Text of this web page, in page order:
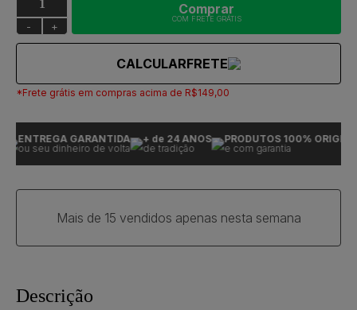
- +
Comprar
COM FRETE GRÁTIS
CALCULARFRETE
*Frete grátis em compras acima de R$149,00
ENTREGA GARANTIDA
ou seu dinheiro de volta
+ de 24 ANOS
de tradição
PRODUTOS 100%
e com garantia
Mais de 15 vendidos apenas nesta semana
Descrição